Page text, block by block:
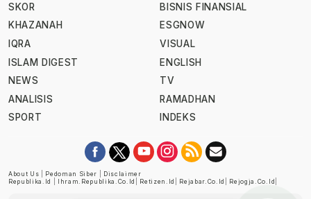
SKOR
KHAZANAH
IQRA
ISLAM DIGEST
NEWS
ANALISIS
SPORT
BISNIS FINANSIAL
ESGNOW
VISUAL
ENGLISH
TV
RAMADHAN
INDEKS
About Us Pedoman Siber
Disclaimer
Republika.id
Ihram.republika.co.id Retizen.id Rejabar.co.id Rejogja.co.id